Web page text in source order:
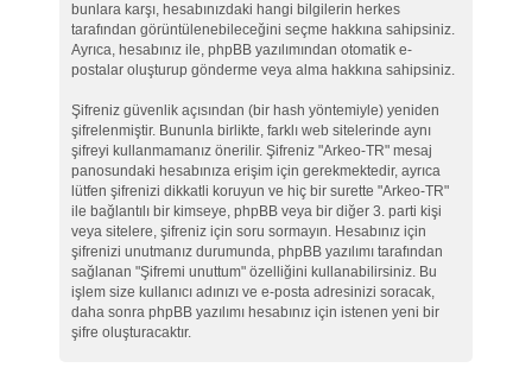
bunlara karşı, hesabınızdaki hangi bilgilerin herkes
tarafından görüntülenebileceğini seçme hakkına sahipsiniz.
Ayrıca, hesabınız ile, phpBB yazılımından otomatik e-
postalar oluşturup gönderme veya alma hakkına sahipsiniz.
Şifreniz güvenlik açısından (bir hash yöntemiyle) yeniden
şifrelenmiştir. Bununla birlikte, farklı web sitelerinde aynı
şifreyi kullanmamanız önerilir. Şifreniz "Arkeo-TR" mesaj
panosundaki hesabınıza erişim için gerekmektedir, ayrıca
lütfen şifrenizi dikkatli koruyun ve hiç bir surette "Arkeo-TR"
ile bağlantılı bir kimseye, phpBB veya bir diğer 3. parti kişi
veya sitelere, şifreniz için soru sormayın. Hesabınız için
şifrenizi unutmanız durumunda, phpBB yazılımı tarafından
sağlanan "Şifremi unuttum" özelliğini kullanabilirsiniz. Bu
işlem size kullanıcı adınızı ve e-posta adresinizi soracak,
daha sonra phpBB yazılımı hesabınız için istenen yeni bir
şifre oluşturacaktır.